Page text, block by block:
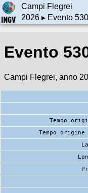
Campi Flegrei
2026▸ Evento
Evento
Campi Flegrei, anno
Tempo
Tempo